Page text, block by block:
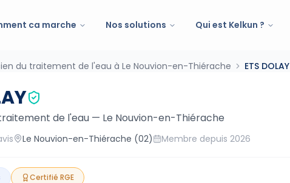
ca marche Nos solutions Qui est Kelkun ?
du traitement de l'eau à Le Nouvion-en-Thiérache ETS DOLAY
de l'eau — Le Nouvion-en-Thiérache
Le Nouvion-en-Thiérache (02) Membre depuis 2026
Certifié RGE